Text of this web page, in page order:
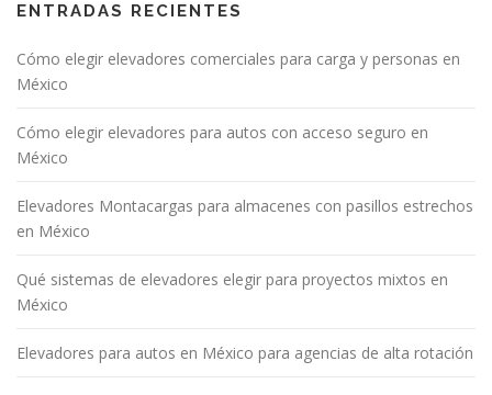
ENTRADAS RECIENTES
Cómo elegir elevadores comerciales para carga y personas en
México
Cómo elegir elevadores para autos con acceso seguro en
México
Elevadores Montacargas para almacenes con pasillos estrechos
en México
Qué sistemas de elevadores elegir para proyectos mixtos en
México
Elevadores para autos en México para agencias de alta rotación